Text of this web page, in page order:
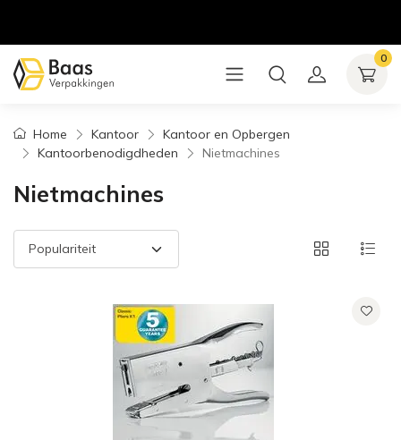
0
Home Kantoor
Kantoor en Opbergen
Kantoorbenodigdheden
Nietmachines
Nietmachines